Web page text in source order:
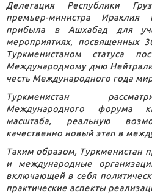
Делегация Республики
премьер-министра
прибыла в Ашхабад для
мероприятиях, посвященных
Туркменистаном статуса
Международному дню
честь Международного года
Туркменистан
Международного форума
масштаба, реальную
качественно новый этап в
Таким образом, Туркменистан
и международные
включающей в себя
практические аспекты